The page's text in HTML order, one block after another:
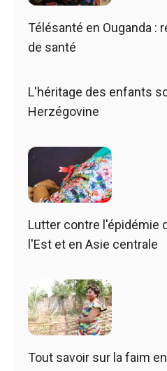
Télésanté en Ouganda :
de santé
L'héritage des enfants
Herzégovine
Lutter contre l'épidémie
l'Est et en Asie centrale
Tout savoir sur la faim en